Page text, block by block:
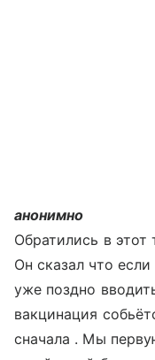
анонимно
Обратились в
Он сказал что
уже поздно
вакцинация
сначала . Мы